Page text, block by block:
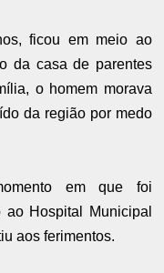
ficou em meio ao
da casa de parentes
o homem morava
da região por medo
em que foi
Hospital Municipal
aos ferimentos.